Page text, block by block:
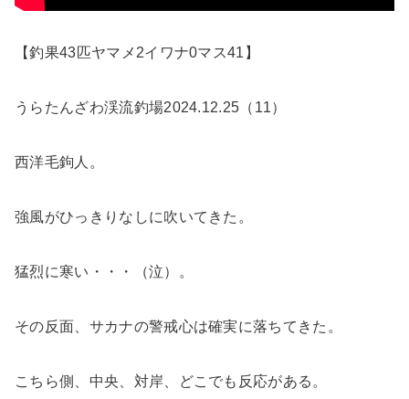
【釣果43匹ヤマメ2イワナ0マス41】
うらたんざわ渓流釣場2024.12.25（11）
西洋毛鉤人。
強風がひっきりなしに吹いてきた。
猛烈に寒い・・・（泣）。
その反面、サカナの警戒心は確実に落ちてきた。
こちら側、中央、対岸、どこでも反応がある。